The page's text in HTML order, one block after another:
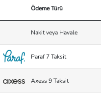
Ödeme Türü
Nakit veya Havale
Paraf 7 Taksit
Axess 9 Taksit